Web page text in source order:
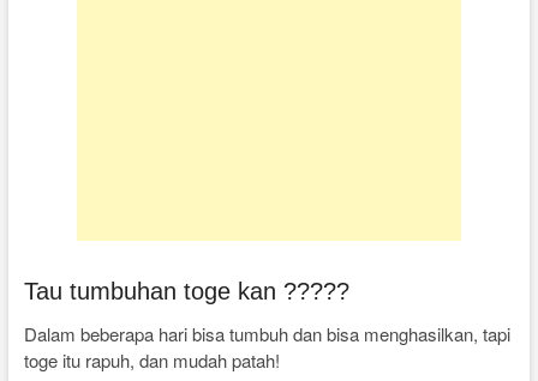
Tau tumbuhan toge kan ?????
Dalam beberapa hari bisa tumbuh dan bisa menghasilkan, tapi
toge itu rapuh, dan mudah patah!